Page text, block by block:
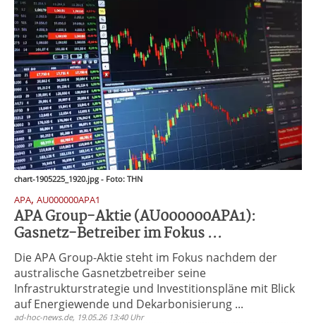
chart-1905225_1920.jpg - Foto: THN
APA, AU000000APA1
APA Group-Aktie (AU000000APA1):
Gasnetz-Betreiber im Fokus ...
Die APA Group-Aktie steht im Fokus nachdem der
australische Gasnetzbetreiber seine
Infrastrukturstrategie und Investitionspläne mit Blick
auf Energiewende und Dekarbonisierung ...
ad-hoc-news.de, 19.05.26 13:40 Uhr